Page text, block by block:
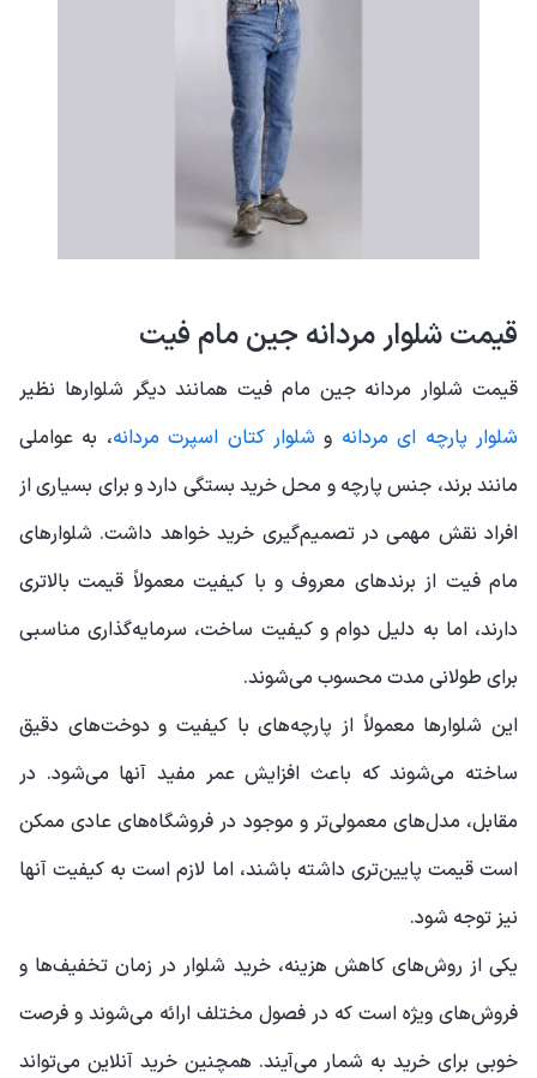
قیمت شلوار مردانه جین مام فیت
قیمت شلوار مردانه جین مام فیت همانند دیگر شلوارها نظیر
شلوار پارچه ای مردانه و شلوار کتان اسپرت مردانه، به عواملی
مانند برند، جنس پارچه و محل خرید بستگی دارد و برای بسیاری از
افراد نقش مهمی در تصمیم‌گیری خرید خواهد داشت. شلوارهای
مام فیت از برندهای معروف و با کیفیت معمولاً قیمت بالاتری
دارند، اما به دلیل دوام و کیفیت ساخت، سرمایه‌گذاری مناسبی
برای طولانی مدت محسوب می‌شوند.
این شلوارها معمولاً از پارچه‌های با کیفیت و دوخت‌های دقیق
ساخته می‌شوند که باعث افزایش عمر مفید آنها می‌شود. در
مقابل، مدل‌های معمولی‌تر و موجود در فروشگاه‌های عادی ممکن
است قیمت پایین‌تری داشته باشند، اما لازم است به کیفیت آنها
نیز توجه شود.
یکی از روش‌های کاهش هزینه، خرید شلوار در زمان تخفیف‌ها و
فروش‌های ویژه است که در فصول مختلف ارائه می‌شوند و فرصت
خوبی برای خرید به شمار می‌آیند. همچنین خرید آنلاین می‌تواند